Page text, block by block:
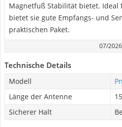
Magnetfuß Stabilität bietet. Ideal
bietet sie gute Empfangs- und
praktischen Paket.
07/2026
Technische Details
Modell
Länge der Antenne
Sicherer Halt